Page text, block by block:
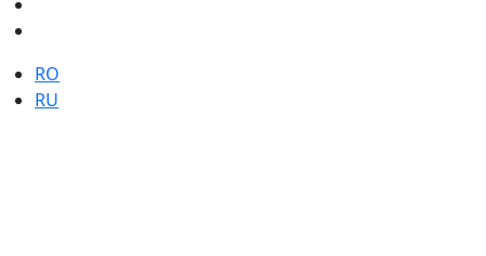
Выберите язык
RO
RU